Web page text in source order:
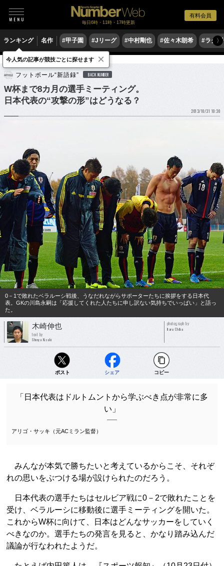
有料会員
毎日6時・11時・17時更新
ランキング 名作 #甲子園 #Jリーグ #中村剛也 #佐々木朗希 #ラグ〉
サッカー サッカー日本代表
フットボール“新語録” BACK NUMBER
W杯まで8カ月の選手ミーティング。
日本代表の“攻撃の形”はどうなる？
2013/10/31 10:30
0－1で敗れたベラルーシ戦後、うなだれながらサポーターたちに挨拶をする日本代
表。GKの川島永嗣は「応援してくれた人たちに申し訳ない気持ちでいっぱい」と語っ
た。
木崎伸也
text by
Shinya Kizaki
photograph by
Itaru Chiba
ポスト シェア コピー
「日本代表はドルトムントから学ぶべき点が非常に多
い」
アリゴ・サッキ（元ACミラン監督）
みんなが本気で勝ちたいと考えているからこそ、それぞ
れの思いをぶつける場が設けられたのだろう。
日本代表の選手たちはセルビア戦に0－2で敗れたことを
受け、ベラルーシに移動後に選手ミーティングを開いた。
これからW杯に向けて、日本はどんなサッカーをしていく
べきなのか。選手たちの発言を見ると、かなり踏み込んだ
議論が行なわれたようだ。
今人気の記事が競技ごとに探せます ×